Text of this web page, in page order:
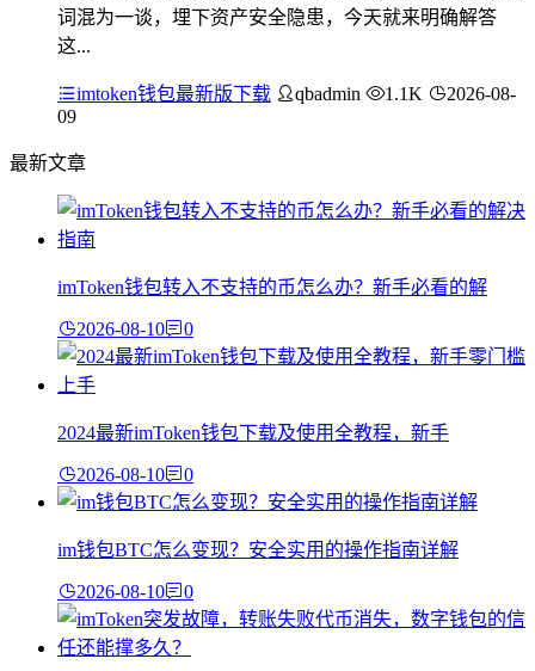
词混为一谈，埋下资产安全隐患，今天就来明确解答
这...
imtoken钱包最新版下载 qbadmin 1.1K
2026-08-
09
最新文章
imToken钱包转入不支持的币怎么办？新手必看的解
2026-08-10 0
2024最新imToken钱包下载及使用全教程，新手
2026-08-10 0
im钱包BTC怎么变现？安全实用的操作指南详解
2026-08-10 0